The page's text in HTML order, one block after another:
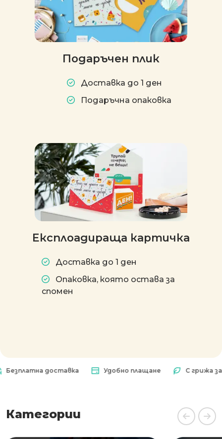
Подаръчен плик
Доставка до 1 ден
Подаръчна опаковка
Експлоадираща картичка
Доставка до 1 ден
Опаковка, която остава за
спомен
доставка Удобно плащане С грижа за
Категории